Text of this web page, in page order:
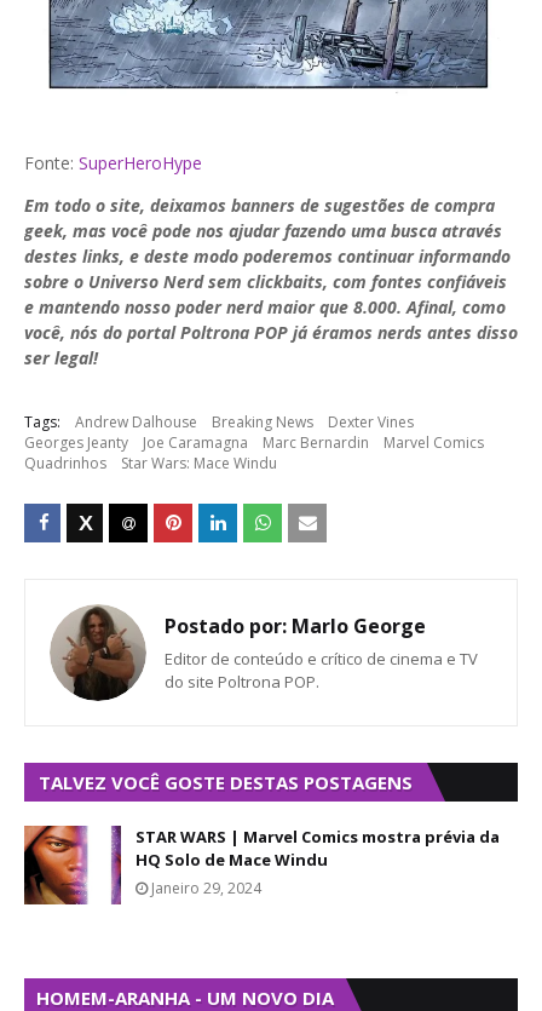
Fonte: SuperHeroHype
Em todo o site, deixamos banners de sugestões de compra
geek, mas você pode nos ajudar fazendo uma busca através
destes links, e deste modo poderemos continuar informando
sobre o Universo Nerd sem clickbaits, com fontes confiáveis
e mantendo nosso poder nerd maior que 8.000. Afinal, como
você, nós do portal Poltrona POP já éramos nerds antes disso
ser legal!
Tags: Andrew Dalhouse Breaking News
Dexter Vines
Georges Jeanty
Joe Caramagna Marc Bernardin
Marvel Comics
Quadrinhos
Star Wars: Mace Windu
Postado por: Marlo George
Editor de conteúdo e crítico de cinema e TV
do site Poltrona POP.
TALVEZ VOCÊ GOSTE DESTAS POSTAGENS
STAR WARS | Marvel Comics mostra prévia da
HQ Solo de Mace Windu
Janeiro 29, 2024
HOMEM-ARANHA - UM NOVO DIA